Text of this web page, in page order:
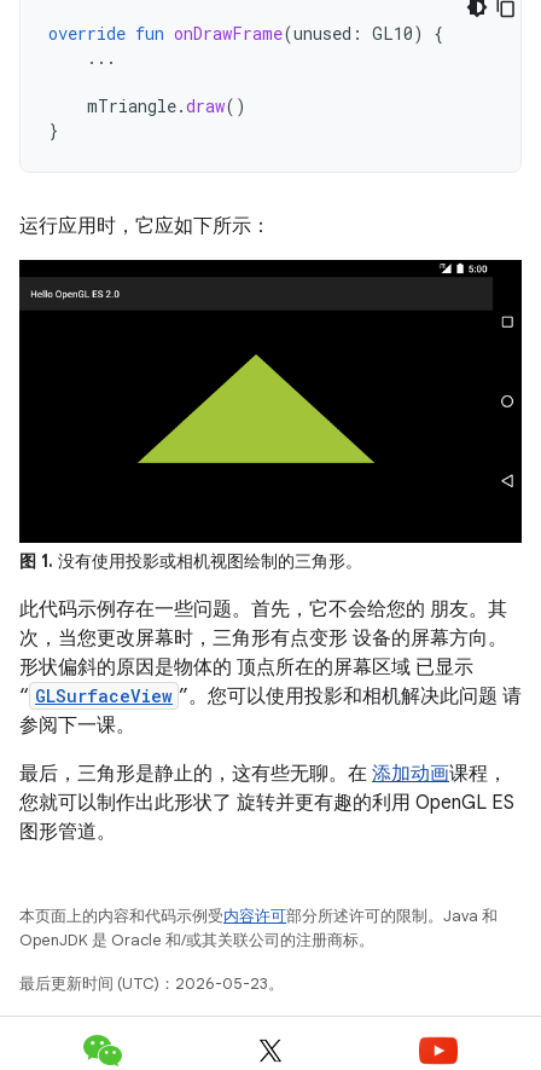
override fun onDrawFrame(unused : GL10)
{
...
mTriangle.draw()
}
运行应用时，它应如下所示：
图 1. 没有使用投影或相机视图绘制的三角形。
此代码示例存在一些问题。首先，它不会给您的 朋友。其
次，当您更改屏幕时，三角形有点变形 设备的屏幕方向。
形状偏斜的原因是物体的 顶点所在的屏幕区域 已显示
“ GLSurfaceView ”。您可以使用投影和相机解决此问题 请
参阅下一课。
最后，三角形是静止的，这有些无聊。在 添加动画课程，
您就可以制作出此形状了 旋转并更有趣的利用 OpenGL ES
图形管道。
本页面上的内容和代码示例受内容许可部分所述许可的限制。Java 和
OpenJDK 是 Oracle 和/或其关联公司的注册商标。
最后更新时间 (UTC)：2026-05-23。